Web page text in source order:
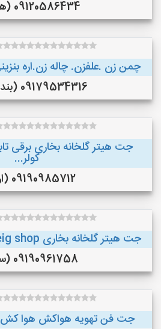
09120586434 (همدان)
چمن زن .علفزن. چاله زن.اره
09179534316 (بندر عباس)
جت هیتر گلخانه بخاری برقی
کولر...
09190985712 (اراک )
جت هیتر گلخانه بخاری eig shop گازی گازوییلی برقی
09190961758 (ساری )
جت فن تهویه هواکش هوا کش